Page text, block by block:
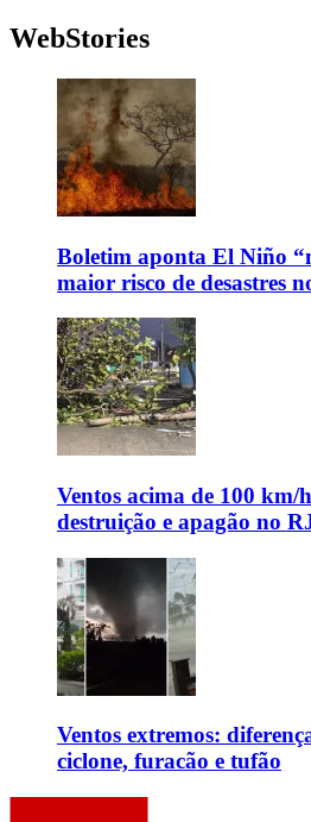
WebStories
Boletim aponta El Niño
maior risco de desastres
Ventos acima de 100 km/
destruição e apagão no
Ventos extremos:
ciclone, furacão e tufão